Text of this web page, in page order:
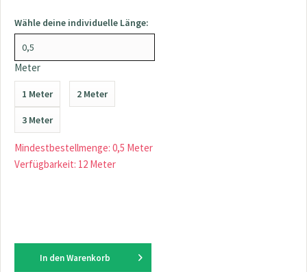
Wähle deine individuelle Länge:
Meter
1 Meter 2 Meter
3 Meter
Mindestbestellmenge: 0,5 Meter
Verfügbarkeit: 12 Meter
In den Warenkorb